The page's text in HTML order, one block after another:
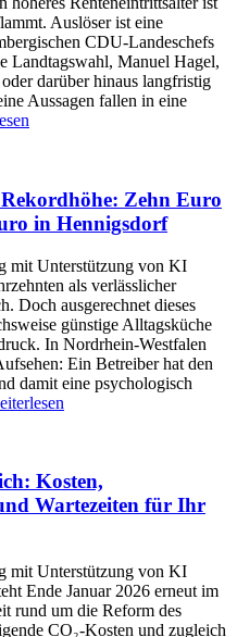
Auslöser ist eine
CDU-Landeschefs
Landtagswahl, Manuel Hagel,
darüber hinaus langfristig
Aussagen fallen in eine
Zehn Euro
in Hennigsdorf
mit Unterstützung von KI
als verlässlicher
Doch ausgerechnet dieses
günstige Alltagsküche
In Nordrhein-Westfalen
Ein Betreiber hat den
damit eine psychologisch
Kosten,
Wartezeiten für Ihr
mit Unterstützung von KI
Ende Januar 2026 erneut im
rund um die Reform des
CO₂-Kosten und zugleich